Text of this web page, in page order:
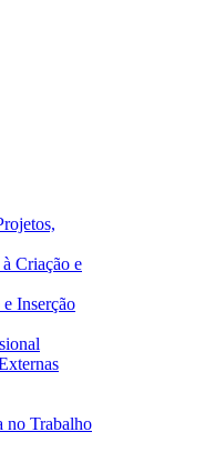
Criação e
Inserção
no Trabalho